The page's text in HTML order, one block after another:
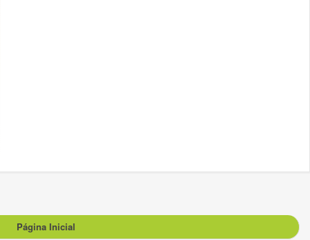
Página Inicial